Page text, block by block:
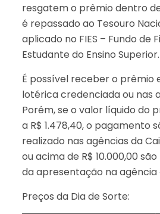
resgatem o prêmio dentro
é repassado ao Tesouro
aplicado no FIES – Fundo de
Estudante do Ensino Superior.
É possível receber o prêmio
lotérica credenciada ou nas
Porém, se o valor líquido do
a R$ 1.478,40, o pagamento
realizado nas agências da
ou acima de R$ 10.000,00
da apresentação na agência
Preços da Dia de Sorte: